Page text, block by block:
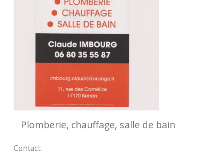
Plomberie, chauffage, salle de bain
Contact